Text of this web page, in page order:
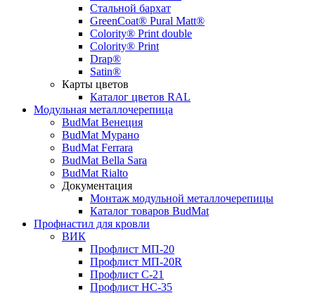
Стальной бархат
GreenCoat® Pural Matt®
Colority® Print double
Colority® Print
Drap®
Satin®
Карты цветов
Каталог цветов RAL
Модульная металлочерепица
BudMat Венеция
BudMat Мурано
BudMat Ferrara
BudMat Bella Sara
BudMat Rialto
Документация
Монтаж модульной металлочерепицы
Каталог товаров BudMat
Профнастил для кровли
ВИК
Профлист МП-20
Профлист МП-20R
Профлист С-21
Профлист НС-35